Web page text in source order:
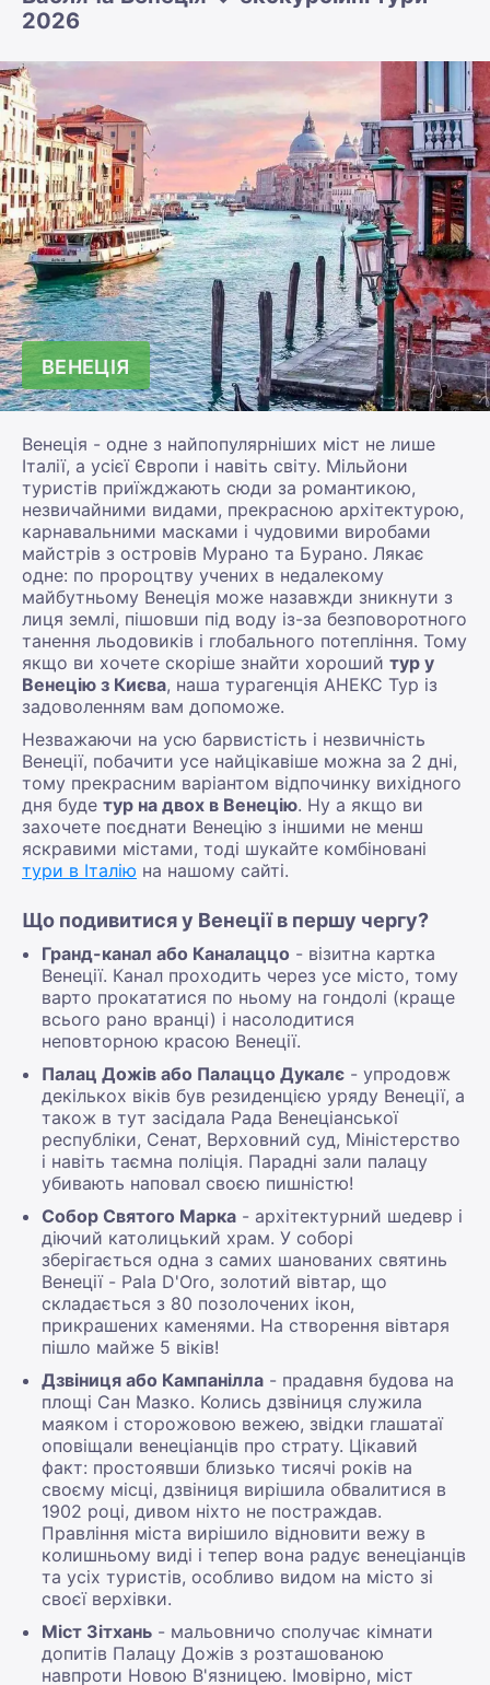
2026
ВЕНЕЦІЯ
Венеція - одне з найпопулярніших міст не лише
Італії, а усієї Європи і навіть світу. Мільйони
туристів приїжджають сюди за романтикою,
незвичайними видами, прекрасною архітектурою,
карнавальними масками і чудовими виробами
майстрів з островів Мурано та Бурано. Лякає
одне: по пророцтву учених в недалекому
майбутньому Венеція може назавжди зникнути з
лиця землі, пішовши під воду із-за безповоротного
танення льодовиків і глобального потепління. Тому
якщо ви хочете скоріше знайти хороший тур у
Венецію з Києва, наша турагенція АНЕКС Тур із
задоволенням вам допоможе.
Незважаючи на усю барвистість і незвичність
Венеції, побачити усе найцікавіше можна за 2 дні,
тому прекрасним варіантом відпочинку вихідного
дня буде тур на двох в Венецію. Ну а якщо ви
захочете поєднати Венецію з іншими не менш
яскравими містами, тоді шукайте комбіновані
тури в Італію на нашому сайті.
Що подивитися у Венеції в першу чергу?
Гранд-канал або Каналаццо - візитна картка
Венеції. Канал проходить через усе місто, тому
варто прокататися по ньому на гондолі (краще
всього рано вранці) і насолодитися
неповторною красою Венеції.
Палац Дожів або Палаццо Дукалє - упродовж
декількох віків був резиденцією уряду Венеції, а
також в тут засідала Рада Венеціанської
республіки, Сенат, Верховний суд, Міністерство
і навіть таємна поліція. Парадні зали палацу
убивають наповал своєю пишністю!
Собор Святого Марка - архітектурний шедевр і
діючий католицький храм. У соборі
зберігається одна з самих шанованих святинь
Венеції - Pala D'Oro, золотий вівтар, що
складається з 80 позолочених ікон,
прикрашених каменями. На створення вівтаря
пішло майже 5 віків!
Дзвіниця або Кампанілла - прадавня будова на
площі Сан Мазко. Колись дзвіниця служила
маяком і сторожовою вежею, звідки глашатаї
оповіщали венеціанців про страту. Цікавий
факт: простоявши близько тисячі років на
своєму місці, дзвіниця вирішила обвалитися в
1902 році, дивом ніхто не постраждав.
Правління міста вирішило відновити вежу в
колишньому виді і тепер вона радує венеціанців
та усіх туристів, особливо видом на місто зі
своєї верхівки.
Міст Зітхань - мальовничо сполучає кімнати
допитів Палацу Дожів з розташованою
навпроти Новою В'язницею. Імовірно, міст